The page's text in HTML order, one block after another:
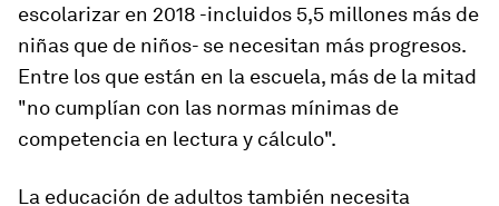
escolarizar en 2018 -incluidos 5,5 millones más de
niñas que de niños- se necesitan más progresos.
Entre los que están en la escuela, más de la mitad
"no cumplían con las normas mínimas de
competencia en lectura y cálculo".
La educación de adultos también necesita